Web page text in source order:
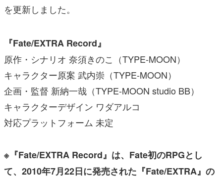
を更新しました。
『Fate/EXTRA Record』
原作・シナリオ 奈須きのこ（TYPE-MOON）
キャラクター原案 武内崇（TYPE-MOON）
企画・監督 新納一哉（TYPE-MOON studio BB）
キャラクターデザイン ワダアルコ
対応プラットフォーム 未定
※『Fate/EXTRA Record』は、Fate初のRPGとし
て、2010年7月22日に発売された 『Fate/EXTRA』の